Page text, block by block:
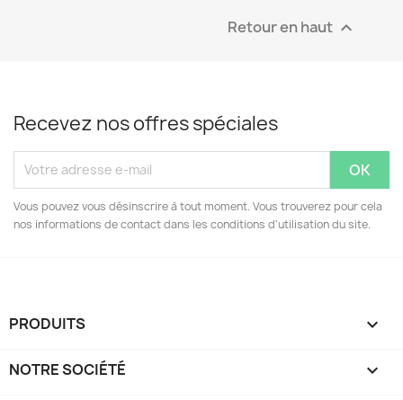
Retour en haut 
Recevez nos offres spéciales
Vous pouvez vous désinscrire à tout moment. Vous trouverez pour cela
nos informations de contact dans les conditions d'utilisation du site.
PRODUITS 
NOTRE SOCIÉTÉ 